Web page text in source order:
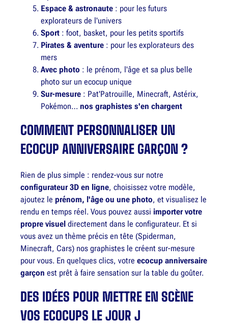
Espace & astronaute : pour les futurs
explorateurs de l'univers
Sport : foot, basket, pour les petits sportifs
Pirates & aventure : pour les explorateurs des
mers
Avec photo : le prénom, l'âge et sa plus belle
photo sur un ecocup unique
Sur-mesure : Pat'Patrouille, Minecraft, Astérix,
Pokémon… nos graphistes s'en chargent
COMMENT PERSONNALISER UN
ECOCUP ANNIVERSAIRE GARÇON ?
Rien de plus simple : rendez-vous sur notre
configurateur 3D en ligne, choisissez votre modèle,
ajoutez le prénom, l'âge ou une photo, et visualisez le
rendu en temps réel. Vous pouvez aussi importer votre
propre visuel directement dans le configurateur. Et si
vous avez un thème précis en tête (Spiderman,
Minecraft, Cars) nos graphistes le créent sur-mesure
pour vous. En quelques clics, votre ecocup anniversaire
garçon est prêt à faire sensation sur la table du goûter.
DES IDÉES POUR METTRE EN SCÈNE
VOS ECOCUPS LE JOUR J